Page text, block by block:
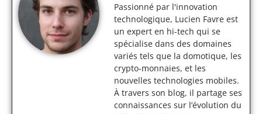
Passionné par l'innovation
technologique, Lucien Favre est
un expert en hi-tech qui se
spécialise dans des domaines
variés tels que la domotique, les
crypto-monnaies, et les
nouvelles technologies mobiles.
À travers son blog, il partage ses
connaissances sur l’évolution du